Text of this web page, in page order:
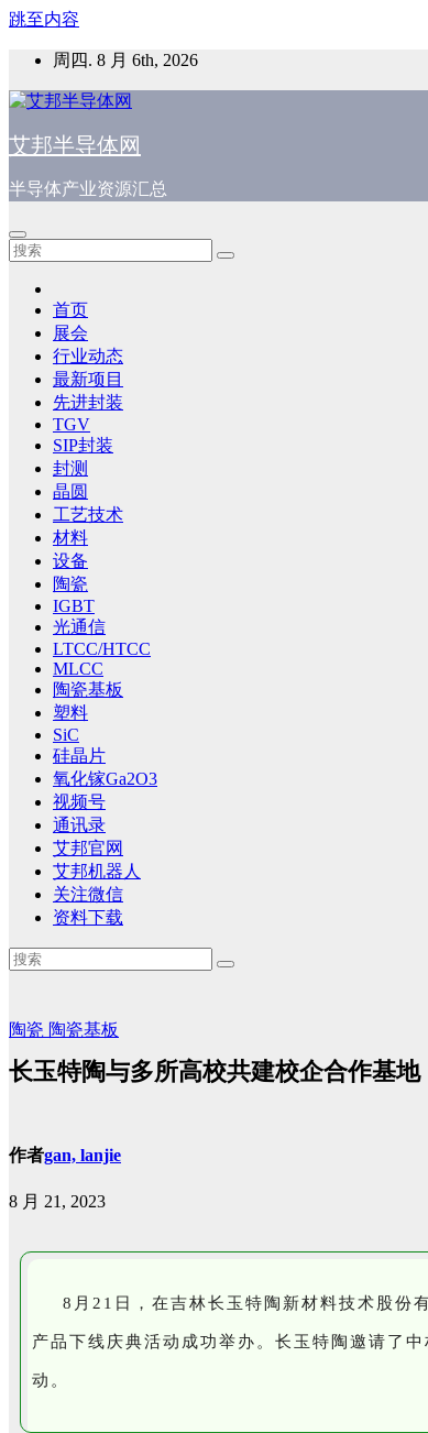
跳至内容
周四. 8 月 6th, 2026
艾邦半导体网
半导体产业资源汇总
首页
展会
行业动态
最新项目
先进封装
TGV
SIP封装
封测
晶圆
工艺技术
材料
设备
陶瓷
IGBT
光通信
LTCC/HTCC
MLCC
陶瓷基板
塑料
SiC
硅晶片
氧化镓Ga2O3
视频号
通讯录
艾邦官网
艾邦机器人
关注微信
资料下载
陶瓷 陶瓷基板
长玉特陶与多所高校共建校企合作基
作者gan, lanjie
8 月 21, 2023
8月21日，在吉林长玉特陶新材料技术股份
产品下线庆典活动成功举办。长玉特陶邀请了
动。